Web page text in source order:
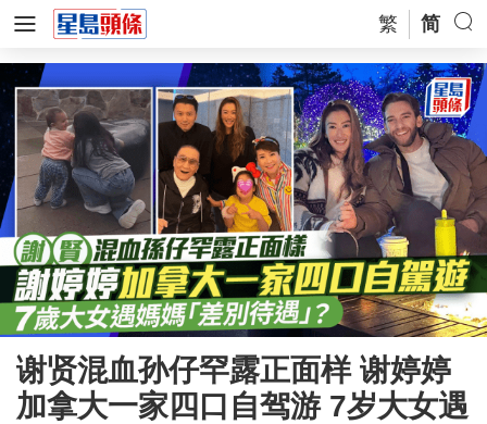
繁 简
谢贤混血孙仔罕露正面样 谢婷婷
加拿大一家四口自驾游 7岁大女遇